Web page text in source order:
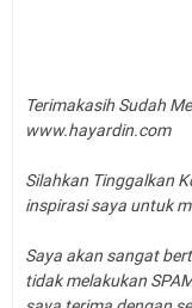
Terimakasih Sudah
www.hayardin.com
Silahkan Tinggalkan
inspirasi saya untuk
Saya akan sangat
tidak melakukan